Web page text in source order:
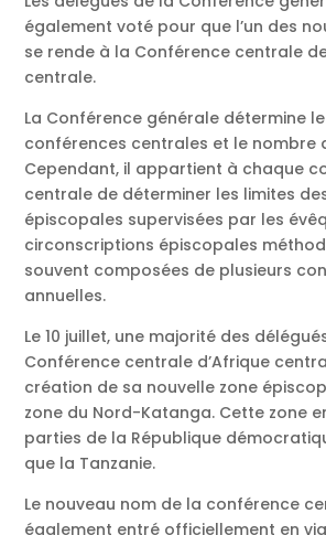
également voté pour que l’un des
se rende à la Conférence centrale
centrale.
La Conférence générale détermine
conférences centrales et le nombre
Cependant, il appartient à chaque
centrale de déterminer les limites
épiscopales supervisées par les
circonscriptions épiscopales
souvent composées de plusieurs
annuelles.
Le 10 juillet, une majorité des
Conférence centrale d’Afrique
création de sa nouvelle zone
zone du Nord-Katanga. Cette zone
parties de la République
que la Tanzanie.
Le nouveau nom de la conférence
également entré officiellement en